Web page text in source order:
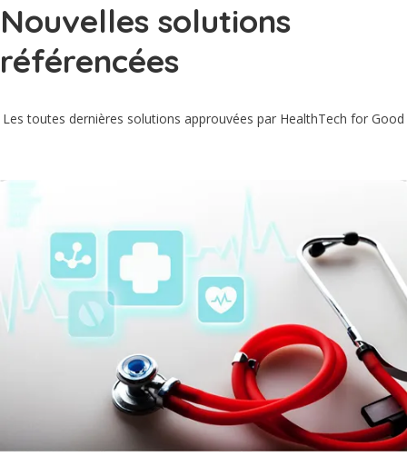
Nouvelles solutions
référencées
Les toutes dernières solutions approuvées par HealthTech for Good